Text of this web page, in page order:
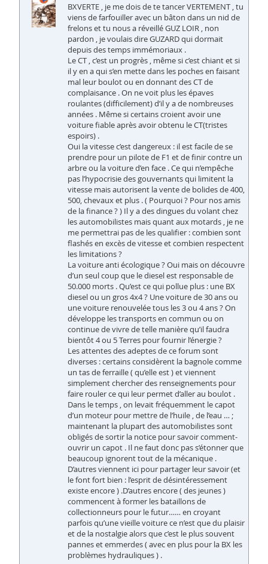
BXVERTE , je me dois de te tancer VERTEMENT , tu
viens de farfouiller avec un bâton dans un nid de
frelons et tu nous a réveillé GUZ LOIR , non
pardon , je voulais dire GUZARD qui dormait
depuis des temps immémoriaux .
Le CT , c’est un progrès , même si c’est chiant et si
il y en a qui s’en mette dans les poches en faisant
mal leur boulot ou en donnant des CT de
complaisance . On ne voit plus les épaves
roulantes (difficilement) d’il y a de nombreuses
années . Même si certains croient avoir une
voiture fiable après avoir obtenu le CT(tristes
espoirs) .
Oui la vitesse c’est dangereux : il est facile de se
prendre pour un pilote de F1 et de finir contre un
arbre ou la voiture d’en face . Ce qui n’empêche
pas l’hypocrisie des gouvernants qui limitent la
vitesse mais autorisent la vente de bolides de 400,
500, chevaux et plus . ( Pourquoi ? Pour nos amis
de la finance ? ) Il y a des dingues du volant chez
les automobilistes mais quant aux motards , je ne
me permettrai pas de les qualifier : combien sont
flashés en excès de vitesse et combien respectent
les limitations ?
La voiture anti écologique ? Oui mais on découvre
d’un seul coup que le diesel est responsable de
50.000 morts . Qu’est ce qui pollue plus : une BX
diesel ou un gros 4x4 ? Une voiture de 30 ans ou
une voiture renouvelée tous les 3 ou 4 ans ? On
développe les transports en commun ou on
continue de vivre de telle manière qu’il faudra
bientôt 4 ou 5 Terres pour fournir l’énergie ?
Les attentes des adeptes de ce forum sont
diverses : certains considèrent la bagnole comme
un tas de ferraille ( qu’elle est ) et viennent
simplement chercher des renseignements pour
faire rouler ce qui leur permet d’aller au boulot .
Dans le temps , on levait fréquemment le capot
d’un moteur pour mettre de l’huile , de l’eau … ;
maintenant la plupart des automobilistes sont
obligés de sortir la notice pour savoir comment-
ouvrir un capot . Il ne faut donc pas s’étonner que
beaucoup ignorent tout de la mécanique .
D’autres viennent ici pour partager leur savoir (et
le font fort bien : l’esprit de désintéressement
existe encore ) .D’autres encore ( des jeunes )
commencent à former les bataillons de
collectionneurs pour le futur…… en croyant
parfois qu’une vieille voiture ce n’est que du plaisir
et de la nostalgie alors que c’est le plus souvent
pannes et emmerdes ( avec en plus pour la BX les
problèmes hydrauliques ) .